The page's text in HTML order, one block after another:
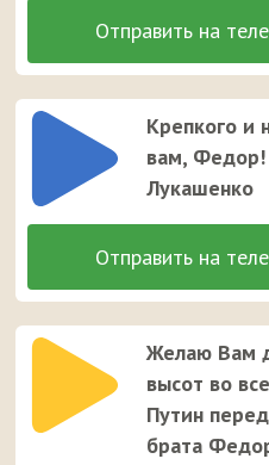
Крепкого и
вам, Федор!
Лукашенко
Желаю Вам
высот во
Путин
брата